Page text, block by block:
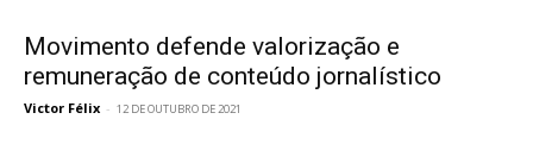
Movimento defende valorização e
remuneração de conteúdo jornalístico
Victor Félix - 12 DE OUTUBRO DE 2021